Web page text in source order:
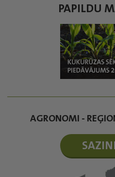
PAPILDU
AGRONOMI -